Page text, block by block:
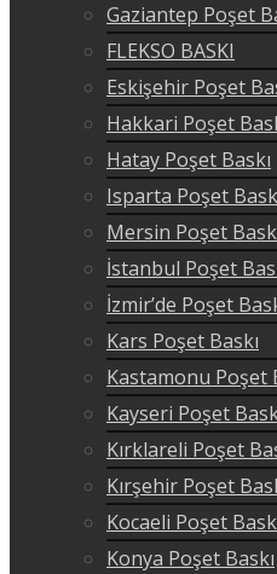
Gaziantep Poşet
FLEKSO BASKI
Eskişehir Poşet
Hakkari Poşet
Hatay Poşet Baskı
Isparta Poşet
Mersin Poşet
İstanbul Poşet
İzmir’de Poşet
Kars Poşet Baskı
Kastamonu Poşet
Kayseri Poşet
Kırklareli Poşet
Kırşehir Poşet
Kocaeli Poşet
Konya Poşet Baskı